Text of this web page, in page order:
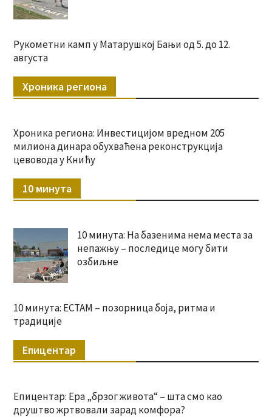
Рукометни камп у Матарушкој Бањи од 5. до 12.
августа
Хроника региона
Хроника региона: Инвестицијом вредном 205
милиона динара обухваћена реконструкција
цевовода у Книћу
10 минута
10 минута: На базенима нема места за
непажњу – последице могу бити
озбиљне
10 минута: ЕСТАМ – позорница боја, ритма и
традиције
Епицентар
Епицентар: Ера „брзог живота“ – шта смо као
друштво жртвовали зарад комфора?